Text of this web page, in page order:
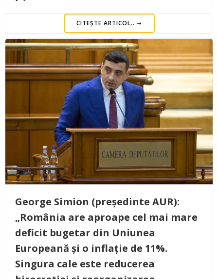
CITEȘTE ARTICOL..
George Simion (președinte AUR):
„România are aproape cel mai mare
deficit bugetar din Uniunea
Europeană și o inflație de 11%.
Singura cale este reducerea